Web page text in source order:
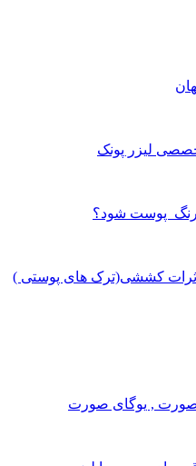
لیزر پونک
رنگ ‍ پوست شود؟
اثرات کششی(ترک های پوستی )